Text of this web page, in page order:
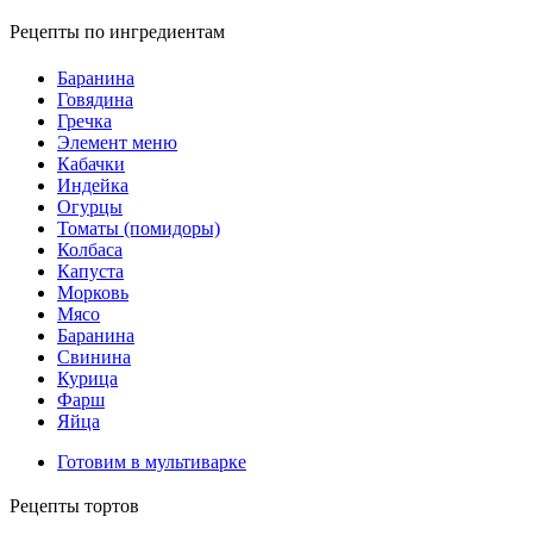
Рецепты по ингредиентам
Баранина
Говядина
Гречка
Элемент меню
Кабачки
Индейка
Огурцы
Томаты (помидоры)
Колбаса
Капуста
Морковь
Мясо
Баранина
Свинина
Курица
Фарш
Яйца
Готовим в мультиварке
Рецепты тортов